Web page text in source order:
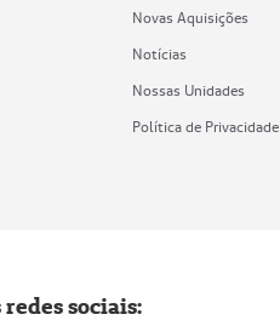
Novas Aquisições
Notícias
Nossas Unidades
Política de Privacidade
redes sociais: